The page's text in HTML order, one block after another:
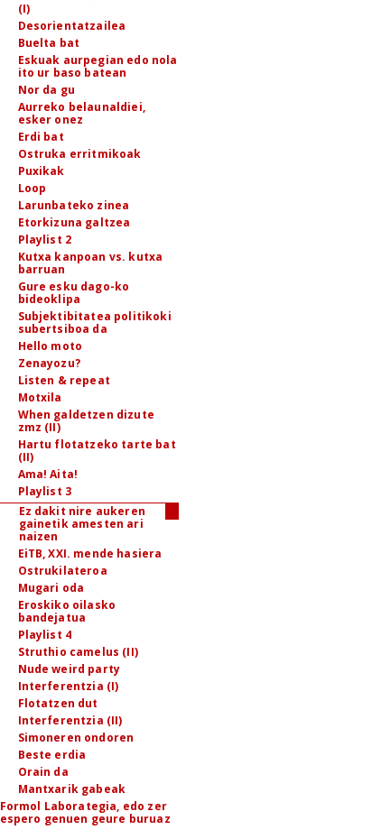
(I)
Desorientatzailea
Buelta bat
Eskuak aurpegian edo nola
ito ur baso batean
Nor da gu
Aurreko belaunaldiei,
esker onez
Erdi bat
Ostruka erritmikoak
Puxikak
Loop
Larunbateko zinea
Etorkizuna galtzea
Playlist 2
Kutxa kanpoan vs. kutxa
barruan
Gure esku dago-ko
bideoklipa
Subjektibitatea politikoki
subertsiboa da
Hello moto
Zenayozu?
Listen & repeat
Motxila
When galdetzen dizute
zmz (II)
Hartu flotatzeko tarte bat
(II)
Ama! Aita!
Playlist 3
Ez dakit nire aukeren
gainetik amesten ari
naizen
EiTB, XXI. mende hasiera
Ostrukilateroa
Mugari oda
Eroskiko oilasko
bandejatua
Playlist 4
Struthio camelus (II)
Nude weird party
Interferentzia (I)
Flotatzen dut
Interferentzia (II)
Simoneren ondoren
Beste erdia
Orain da
Mantxarik gabeak
Formol Laborategia, edo zer
espero genuen geure buruaz